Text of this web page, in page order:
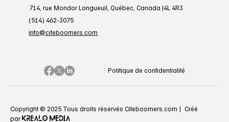
714, rue Mondor Longueuil, Québec, Canada J4L 4R3
(514) 462-3075
info@citeboomers.com
Politique de confidentialité
Copyright © 2025 Tous droits réservés Citeboomers.com | Créé
par KREALO MEDIA